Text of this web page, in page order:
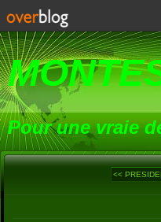
Pour une vraie
<<